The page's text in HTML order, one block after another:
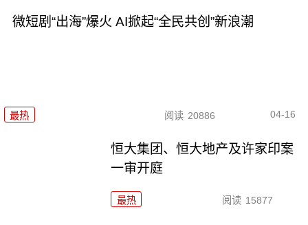
微短剧“出海”爆火 AI掀起“全民共创”新浪潮
最热 阅读 20886 04-16
恒大集团、恒大地产及许家印案
一审开庭
最热 阅读 15877